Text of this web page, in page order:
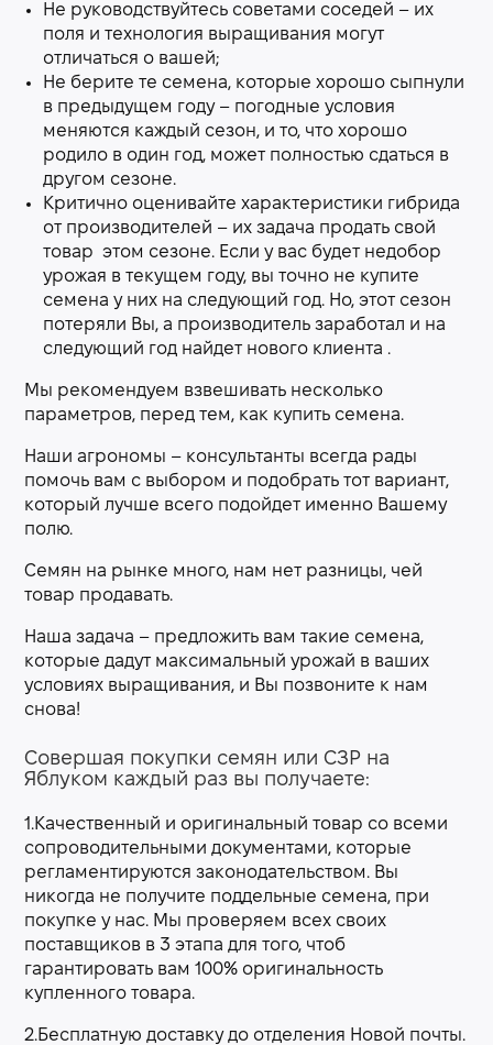
Не руководствуйтесь советами соседей – их
поля и технология выращивания могут
отличаться о вашей;
Не берите те семена, которые хорошо сыпнули
в предыдущем году – погодные условия
меняются каждый сезон, и то, что хорошо
родило в один год, может полностью сдаться в
другом сезоне.
Критично оценивайте характеристики гибрида
от производителей – их задача продать свой
товар этом сезоне. Если у вас будет недобор
урожая в текущем году, вы точно не купите
семена у них на следующий год. Но, этот сезон
потеряли Вы, а производитель заработал и на
следующий год найдет нового клиента .
Мы рекомендуем взвешивать несколько
параметров, перед тем, как купить семена.
Наши агрономы – консультанты всегда рады
помочь вам с выбором и подобрать тот вариант,
который лучше всего подойдет именно Вашему
полю.
Семян на рынке много, нам нет разницы, чей
товар продавать.
Наша задача – предложить вам такие семена,
которые дадут максимальный урожай в ваших
условиях выращивания, и Вы позвоните к нам
снова!
Совершая покупки семян или СЗР на
Яблуком каждый раз вы получаете:
1.Качественный и оригинальный товар со всеми
сопроводительными документами, которые
регламентируются законодательством. Вы
никогда не получите поддельные семена, при
покупке у нас. Мы проверяем всех своих
поставщиков в 3 этапа для того, чтоб
гарантировать вам 100% оригинальность
купленного товара.
2.Бесплатную доставку до отделения Новой почты.